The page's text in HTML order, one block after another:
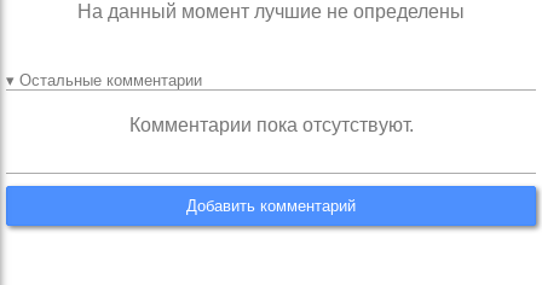
На данный момент лучшие не определены
▾ Остальные комментарии
Комментарии пока отсутствуют.
Добавить комментарий